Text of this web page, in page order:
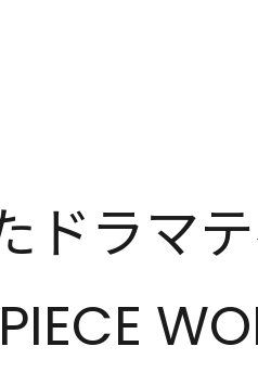
ドラマ